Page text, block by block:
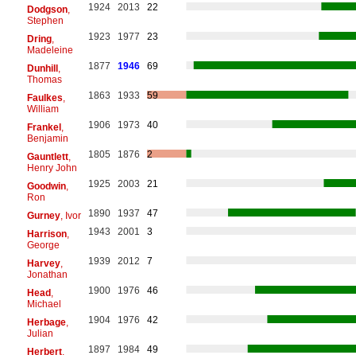
Dodgson,
Stephen
1924 2013 22
Dring,
Madeleine
1923 1977 23
Dunhill,
Thomas
1877 1946 69
Faulkes
William
1863 1933 59
Frankel,
Benjamin
1906 1973 40
Gauntlett,
Henry John
1805 1876 2
Goodwin,
Ron
1925 2003 21
Gurney, Ivor 1890 1937
47
Harrison,
George
1943 2001 3
Harvey,
Jonathan
1939 2012 7
Head,
Michael
1900 1976 46
Herbage,
Julian
1904 1976 42
Herbert,
1897 1984 49